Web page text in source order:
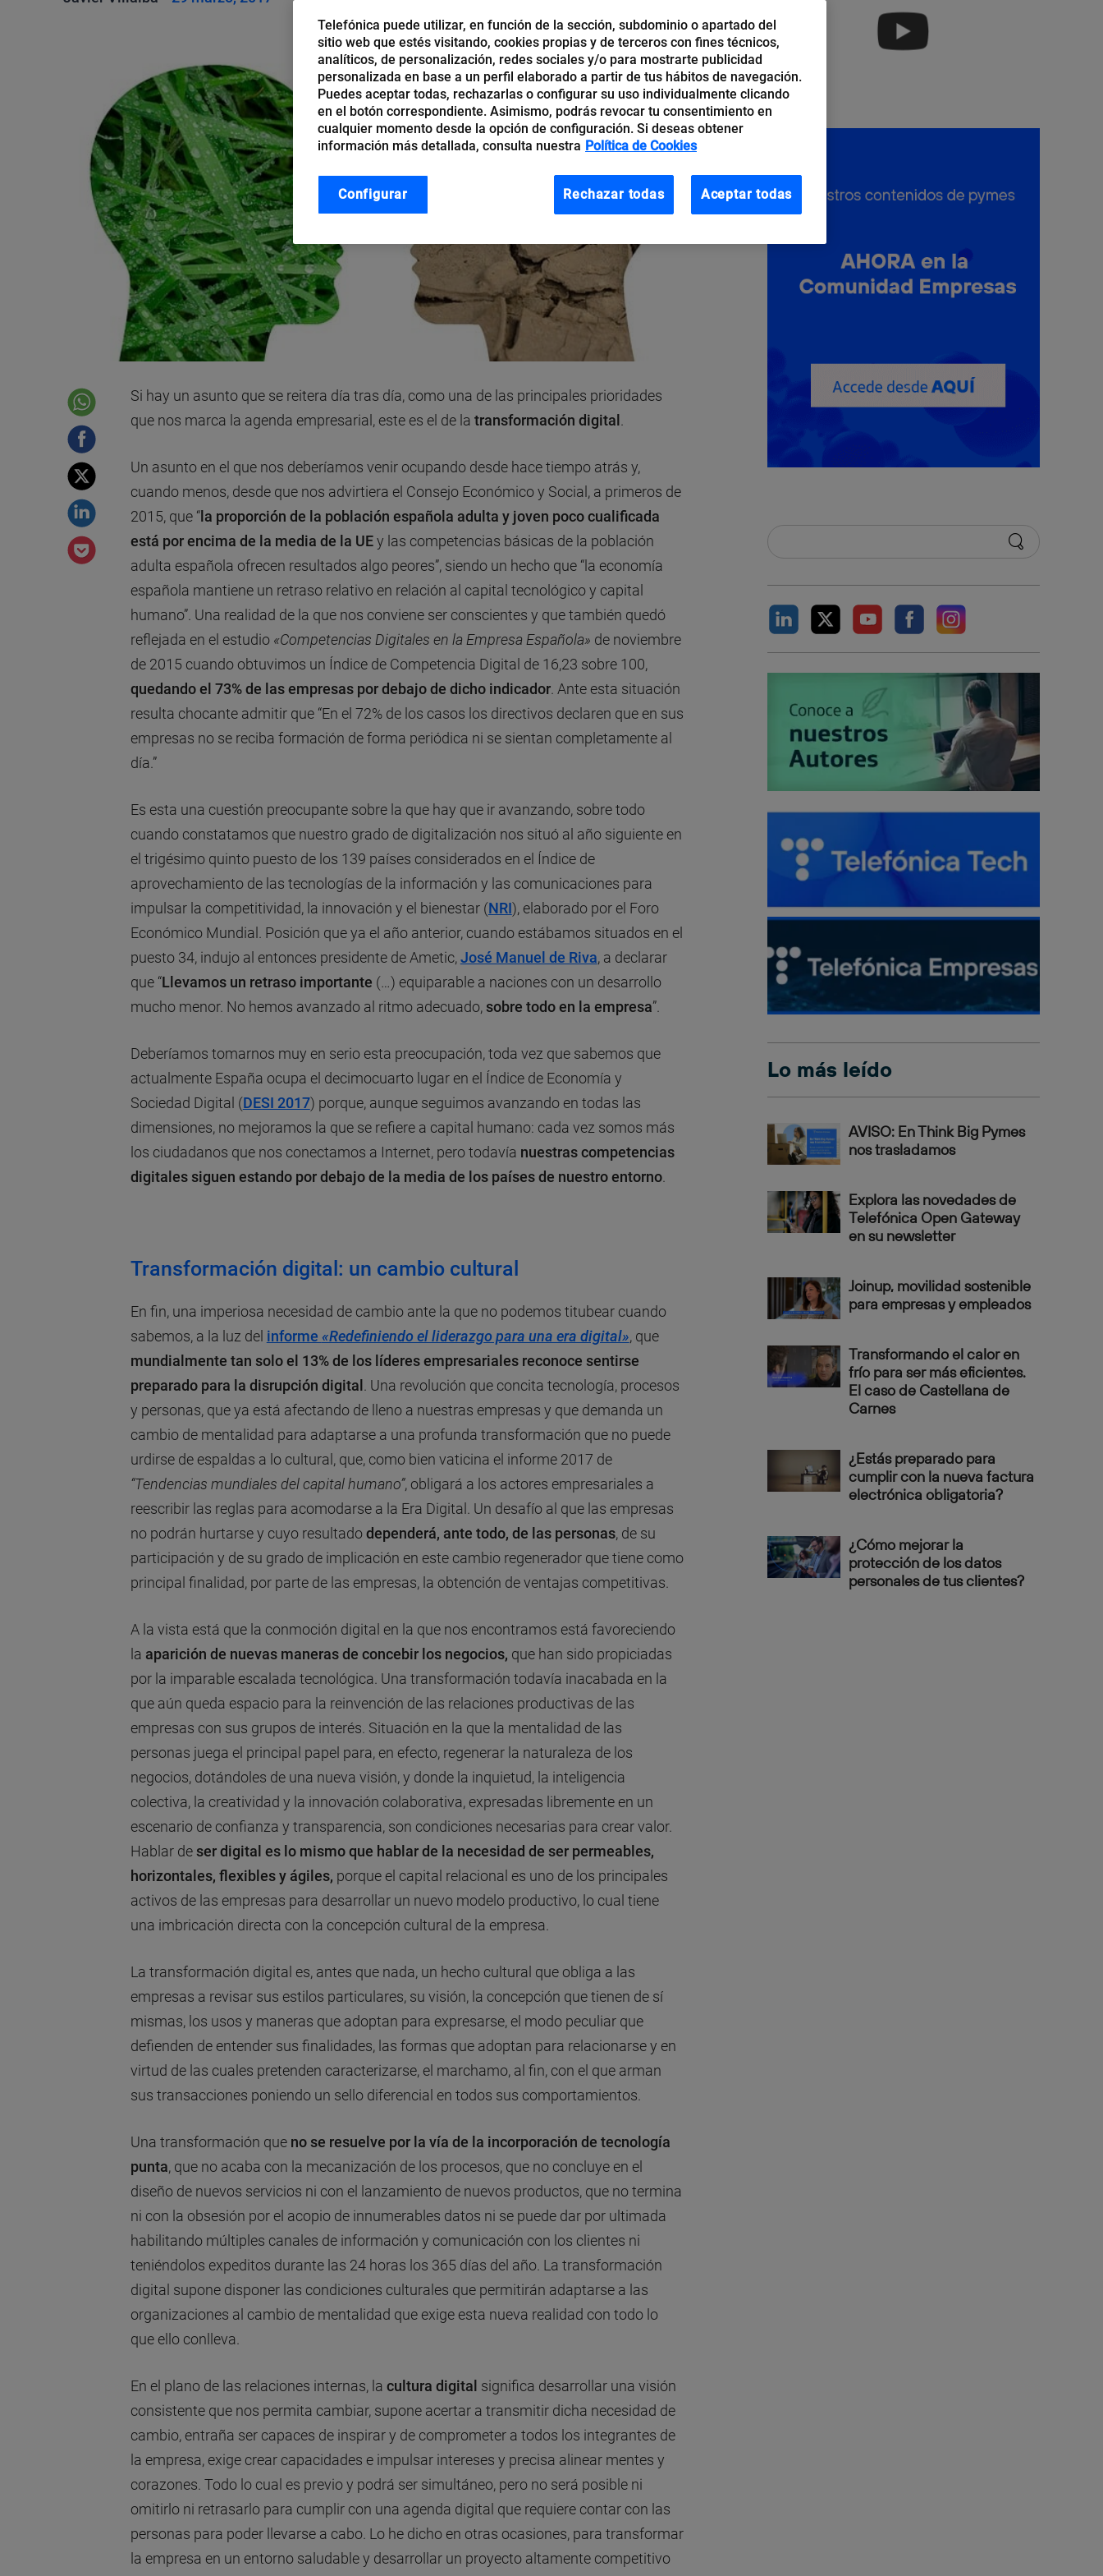
Si hay un asunto que se reitera día tras día, como una de las principales prioridades
que nos marca la agenda empresarial, este es el de la transformación digital
Un asunto en el que nos deberíamos venir ocupando desde hace tiempo atrás y,
cuando menos, desde que nos advirtiera el Consejo Económico y Social, a primeros de
2015, que “la proporción de la población española adulta y joven poco cualificada
está por encima de la media de la UEy las competencias básicas de la población
adulta española ofrecen resultados algo peores”, siendo un hecho que “la economía
española mantiene un retraso relativo en relación al capital tecnológico y capital
humano”. Una realidad de la que nos conviene ser conscientes y que también quedó
reflejada en el estudio «Competencias Digitales en la Empresa Española» de noviembre
de 2015 cuando obtuvimos un Índice de Competencia Digital de 16,23 sobre 100,
quedando el 73% de las empresas por debajo de dicho indicador. Ante esta situación
resulta chocante admitir que “En el 72% de los casos los directivos declaren que en sus
empresas no se reciba formación de forma periódica ni se sientan completamente al
día.”
Es esta una cuestión preocupante sobre la que hay que ir avanzando, sobre todo
cuando constatamos que nuestro grado de digitalización nos situó al año siguiente en
el trigésimo quinto puesto de los 139 países considerados en el Índice de
aprovechamiento de las tecnologías de la información y las comunicaciones para
impulsar la competitividad, la innovación y el bienestar (NRI), elaborado por el Foro
Económico Mundial. Posición que ya el año anterior, cuando estábamos situados en el
puesto 34, indujo al entonces presidente de Ametic,José Manuel de Riva, a declarar
que “Llevamos un retraso importante (…) equiparable a naciones con un desarrollo
mucho menor. No hemos avanzado al ritmo adecuado,sobre todo en la empresa”.
Deberíamos tomarnos muy en serio esta preocupación, toda vez que sabemos que
actualmente España ocupa el decimocuarto lugar en el Índice de Economía y
Sociedad Digital (DESI 2017) porque, aunque seguimos avanzando en todas las
dimensiones, no mejoramos la que se refiere a capital humano: cada vez somos más
los ciudadanos que nos conectamos a Internet, pero todavía nuestras competencias
digitales siguen estando por debajo de la media de los países de nuestro entorno.
Transformación digital: un cambio cultural
En fin, una imperiosa necesidad de cambio ante la que no podemos titubear cuando
sabemos, a la luz del informe «Redefiniendo el liderazgo para una era digital», que
mundialmente tan solo el 13% de los líderes empresariales reconoce sentirse
preparado para la disrupción digital . Una revolución que concita tecnología, procesos
y personas, que ya está afectando de lleno a nuestras empresas y que demanda un
cambio de mentalidad para adaptarse a una profunda transformación que no puede
urdirse de espaldas a lo cultural, que, como bien vaticina el informe 2017 de
“Tendencias mundiales del capital humano”, obligará a los actores empresariales a
reescribir las reglas para acomodarse a la Era Digital. Un desafío al que las empresas
no podrán hurtarse y cuyo resultadodependerá, ante todo, de las personas, de su
participación y de su grado de implicación en este cambio regenerador que tiene como
principal finalidad, por parte de las empresas, la obtención de ventajas competitivas.
A la vista está que la conmoción digital en la que nos encontramos está favoreciendo
la aparición de nuevas maneras de concebir los negocios, que han sido propiciadas
por la imparable escalada tecnológica. Una transformación todavía inacabada en la
que aún queda espacio para la reinvención de las relaciones productivas de las
empresas con sus grupos de interés. Situación en la que la mentalidad de las
personas juega el principal papel para, en efecto, regenerar la naturaleza de los
negocios, dotándoles de una nueva visión, y donde la inquietud, la inteligencia
colectiva, la creatividad y la innovación colaborativa, expresadas libremente en un
escenario de confianza y transparencia, son condiciones necesarias para crear valor.
Hablar deser digital es lo mismo que hablar de la necesidad de ser permeables,
horizontales, flexibles y ágiles, porque el capital relacional es uno de los principales
activos de las empresas para desarrollar un nuevo modelo productivo, lo cual tiene
una imbricación directa con la concepción cultural de la empresa.
La transformación digital es, antes que nada, un hecho cultural que obliga a las
empresas a revisar sus estilos particulares, su visión, la concepción que tienen de sí
mismas, los usos y maneras que adoptan para expresarse, el modo peculiar que
defienden de entender sus finalidades, las formas que adoptan para relacionarse y en
virtud de las cuales pretenden caracterizarse, el marchamo, al fin, con el que arman
sus transacciones poniendo un sello diferencial en todos sus comportamientos.
Una transformación que no se resuelve por la vía de la incorporación de tecnología
punta, que no acaba con la mecanización de los procesos, que no concluye en el
diseño de nuevos servicios ni con el lanzamiento de nuevos productos, que no termina
ni con la obsesión por el acopio de innumerables datos ni se puede dar por ultimada
habilitando múltiples canales de información y comunicación con los clientes ni
teniéndolos expeditos durante las 24 horas los 365 días del año. La transformación
digital supone disponer las condiciones culturales que permitirán adaptarse a las
organizaciones al cambio de mentalidad que exige esta nueva realidad con todo lo
que ello conlleva.
En el plano de las relaciones internas, la cultura digital significa desarrollar una visión
consistente que nos permita cambiar, supone acertar a transmitir dicha necesidad de
cambio, entraña ser capaces de inspirar y de comprometer a todos los integrantes de
la empresa, exige crear capacidades e impulsar intereses y precisa alinear mentes y
corazones. Todo lo cual es previo y podrá ser simultáneo, pero no será posible ni
omitirlo ni retrasarlo para cumplir con una agenda digital que requiere contar con las
personas para poder llevarse a cabo. Lo he dicho en otras ocasiones, para transformar
la empresa en un entorno saludable y desarrollar un proyecto altamente competitivo
Lo más leído
AVISO: En Think Big Pymes
nos trasladamos
Explora las novedades de
Telefónica Open Gateway
en su newsletter
Joinup, movilidad sostenible
para empresas y empleados
Transformando el calor en
frío para ser más eficientes.
El caso de Castellana de
Carnes
¿Estás preparado para
cumplir con la nueva factura
electrónica obligatoria?
¿Cómo mejorar la
protección de los datos
personales de tus clientes?
Telefónica puede utilizar, en función de la sección, subdominio o apartado del
sitio web que estés visitando, cookies propias y de terceros con fines técnicos,
analíticos, de personalización, redes sociales y/o para mostrarte publicidad
personalizada en base a un perfil elaborado a partir de tus hábitos de navegación.
Puedes aceptar todas, rechazarlas o configurar su uso individualmente clicando
en el botón correspondiente. Asimismo, podrás revocar tu consentimiento en
cualquier momento desde la opción de configuración. Si deseas obtener
información más detallada, consulta nuestra Política de Cookies
Rechazar todas Aceptar todas
Configurar